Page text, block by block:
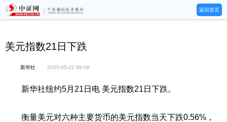
返回首页
美元指数21日下跌
新华社 2025-05-22 08:08
新华社纽约5月21日电 美元指数21日下跌。
衡量美元对六种主要货币的美元指数当天下跌0.56%，